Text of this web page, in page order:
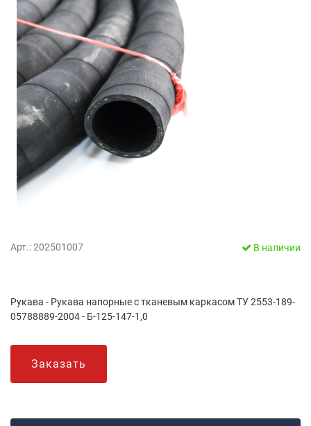
Арт.: 202501007 В наличии
Рукава - Рукава напорные с тканевым каркасом ТУ 2553-189-
05788889-2004 - Б-125-147-1,0
Заказать